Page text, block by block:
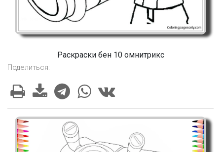
Раскраски бен 10 омнитрикс
Поделиться: